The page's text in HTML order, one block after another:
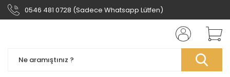
0546 481 0728 (Sadece Whatsapp Lütfen)